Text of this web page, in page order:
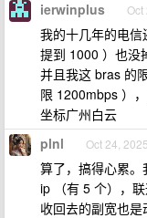
ierwinplus Oct
我的十几年的电
提到 1000 ）也没
并且我这 bras 的
限 1200mbps ）
坐标广州白云
plnl Oct 24, 2025
算了，搞得心累
ip （有 5 个），
收回去的副宽也